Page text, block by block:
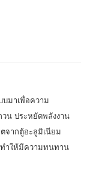
บมาเพื่อความ
น ประหยัดพลังงาน
จากตู้อะลูมิเนียม
ำให้มีความทนทาน